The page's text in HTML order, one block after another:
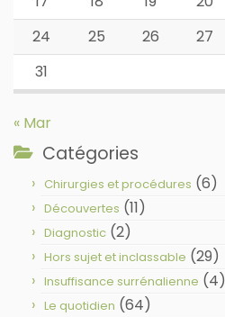
24
25 26 27
31
« Mar
Catégories
Chirurgies et procédures (6)
Découvertes (11)
Diagnostic (2)
Hors sujet et inclassable (29)
Insuffisance surrénalienne (4)
Le quotidien (64)